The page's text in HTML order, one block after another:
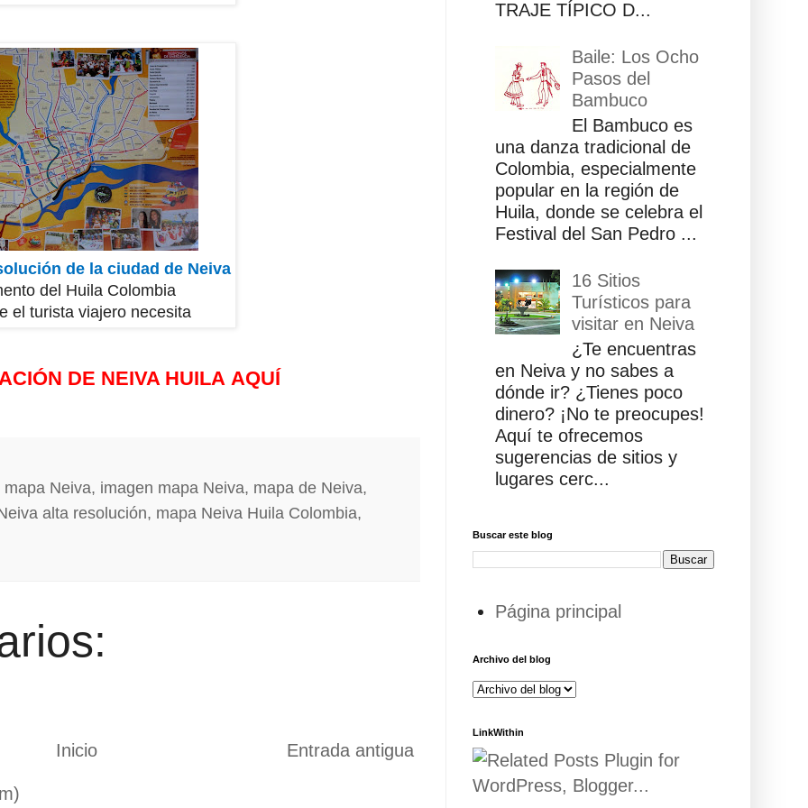
de la ciudad de Neiva
del Huila Colombia
el turista viajero necesita
DE NEIVA HUILA AQUÍ
mapa Neiva, imagen mapa Neiva, mapa de Neiva,
alta resolución, mapa Neiva Huila Colombia,
Entrada antigua
Inicio
TRAJE TÍPICO D...
Baile: Los Ocho
Pasos del
Bambuco
El Bambuco es
una danza tradicional de
Colombia, especialmente
popular en la región de
Huila, donde se celebra el
Festival del San Pedro ...
16 Sitios
Turísticos para
visitar en Neiva
¿Te encuentras
en Neiva y no sabes a
dónde ir? ¿Tienes poco
dinero? ¡No te preocupes!
Aquí te ofrecemos
sugerencias de sitios y
lugares cerc...
Buscar este blog
Página principal
Archivo del blog
LinkWithin